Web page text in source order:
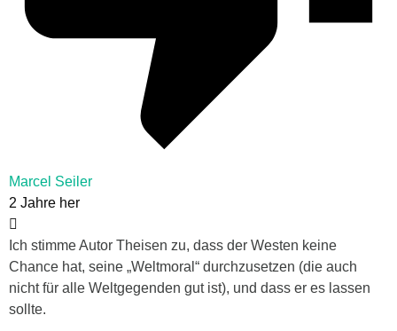
Marcel Seiler
2 Jahre her
Ich stimme Autor Theisen zu, dass der Westen keine
Chance hat, seine „Weltmoral“ durchzusetzen (die auch
nicht für alle Weltgegenden gut ist), und dass er es lassen
sollte.